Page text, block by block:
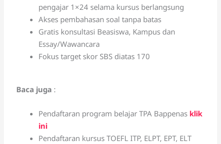
pengajar 1×24 selama kursus berlangsung
Akses pembahasan soal tanpa batas
Gratis konsultasi Beasiswa, Kampus dan
Essay/Wawancara
Fokus target skor SBS diatas 170
Baca juga :
Pendaftaran program belajar TPA Bappenas klik
ini
Pendaftaran kursus TOEFL ITP, ELPT, EPT, ELT